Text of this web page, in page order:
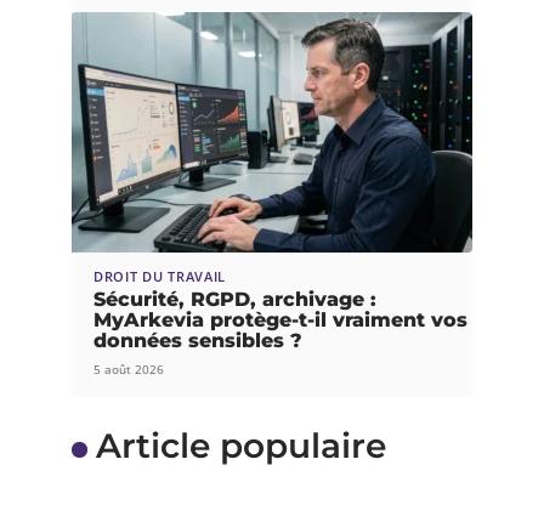
DROIT DU TRAVAIL
Sécurité, RGPD, archivage :
MyArkevia protège-t-il vraiment vos
données sensibles ?
5 août 2026
Article populaire